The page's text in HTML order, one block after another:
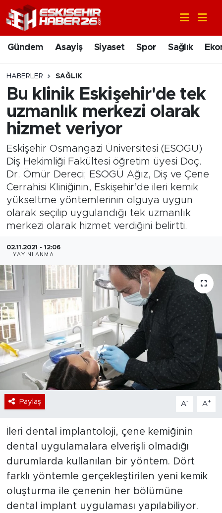
Gündem Asayiş Siyaset Spor Sağlık
HABERLER SAĞLIK
Bu klinik Eskişehir'de tek
uzmanlık merkezi olarak
hizmet veriyor
Eskişehir Osmangazi Üniversitesi (ESOGÜ)
Diş Hekimliği Fakültesi öğretim üyesi Doç.
Dr. Ömür Dereci; ESOGÜ Ağız, Diş ve Çene
Cerrahisi Kliniğinin, Eskişehir’de ileri kemik
yükseltme yöntemlerinin olguya uygun
olarak seçilip uygulandığı tek uzmanlık
merkezi olarak hizmet verdiğini belirtti.
02.11.2021 - 12:06
YAYINLANMA
Paylaş A- A+
İleri dental implantoloji, çene kemiğinin
dental uygulamalara elverişli olmadığı
durumlarda kullanılan bir yöntem. Dört
farklı yöntemle gerçekleştirilen yeni kemik
oluşturma ile çenenin her bölümüne
dental implant uygulaması yapılabiliyor.
Gündem
Asayiş
Siyaset
Spor
Ekonomi
Eğitim
Sanat
Teknoloji
Magazin
Dünya
Sektör
Nöbetçi Eczaneler
Hava Durumu
Trafik Durumu
Süper Lig Puan Durumu ve Fikstür
Son Dakika Haberleri
Haber Arşivi